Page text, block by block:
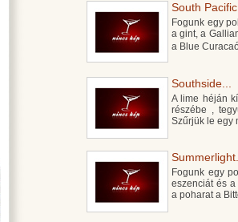
South
Fogunk egy
a gint, a
a Blue
Southside...
A lime héján
részébe ,
Szűrjük le egy
Fogunk egy
eszenciát és
a poharat a